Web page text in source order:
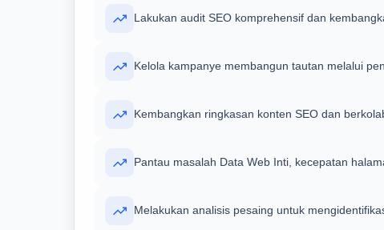
Lakukan audit SEO komprehensif dan
Kelola kampanye membangun tautan melalui
Kembangkan ringkasan konten SEO dan
Pantau masalah Data Web Inti, kecepatan
Melakukan analisis pesaing untuk